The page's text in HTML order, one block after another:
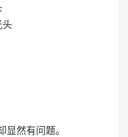
头
然有问题。